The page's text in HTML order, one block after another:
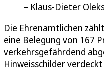
Klaus-Dieter
Die Ehrenamtlichen
eine Belegung von 167
verkehrsgefährdend
Hinweisschilder